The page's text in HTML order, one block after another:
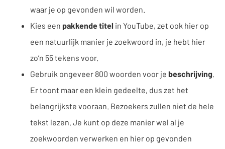
waar je op gevonden wil worden.
Kies een pakkende titel in YouTube, zet ook hier op
een natuurlijk manier je zoekwoord in, je hebt hier
zo’n 55 tekens voor.
Gebruik ongeveer 800 woorden voor je beschrijving.
Er toont maar een klein gedeelte, dus zet het
belangrijkste vooraan. Bezoekers zullen niet de hele
tekst lezen. Je kunt op deze manier wel al je
zoekwoorden verwerken en hier op gevonden